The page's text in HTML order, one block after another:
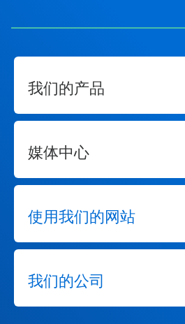
我们的产品
媒体中心
使用我们的网站
我们的公司